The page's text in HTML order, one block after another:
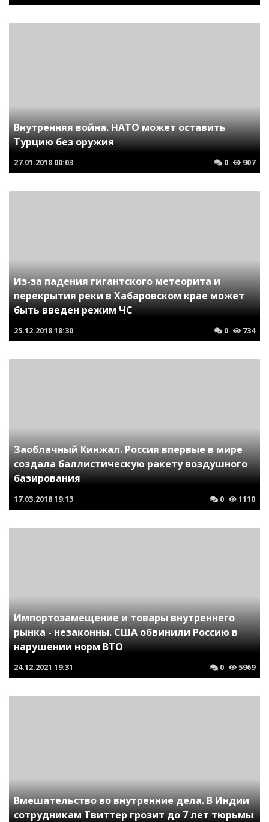
Внутренняя война. НАТО может оставить
Турцию без оружия
27.01.2018 00:03 0 907
Из-за падения гигантского метеорита и
перекрытия реки в Хабаровском крае может
быть введен режим ЧС
25.12.201818:30 0 734
Заоблачный Кинжал. Россия впервые в мире
создала баллистическую ракету воздушного
базирования
17.03.201819:13 0 1110
Импортозамещение и товары внутреннего
рынка - незаконны. США обвинили Россию в
нарушении норм ВТО
24.12.2021 19:31 0 5969
Вмешательство во внутренние дела. В Индии
сотрудникам Твиттер грозит до 7 лет тюрьмы